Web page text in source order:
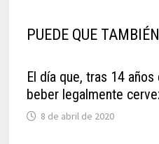
PUEDE QUE
El día que, tras 14
beber legalmente
8 de abril de 2020